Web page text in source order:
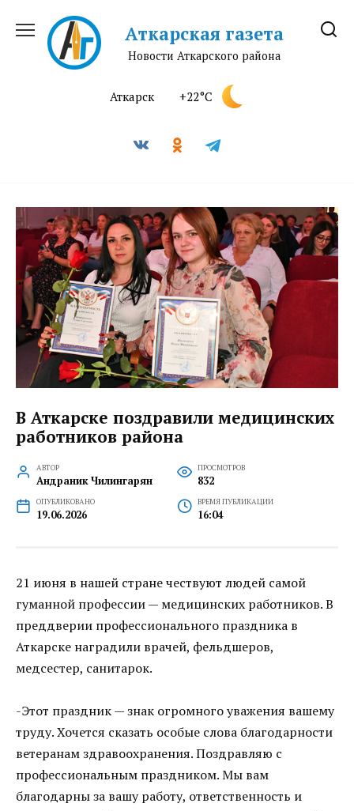
содержанию
Аткарская газета
Новости Аткарского района
Аткарск +22°C
В Аткарске поздравили медицинских
работников района
АВТОР
Андраник Чилингарян
ПРОСМОТРОВ
832
ОПУБЛИКОВАНО
19.06.2026
ВРЕМЯ ПУБЛИКАЦИИ
16:04
21 июня в нашей стране чествуют людей самой
гуманной профессии — медицинских работников. В
преддверии профессионального праздника в
Аткарске наградили врачей, фельдшеров,
медсестер, санитарок.
-Этот праздник — знак огромного уважения вашему
труду. Хочется сказать особые слова благодарности
ветеранам здравоохранения. Поздравляю с
профессиональным праздником. Мы вам
благодарны за вашу работу, ответственность и